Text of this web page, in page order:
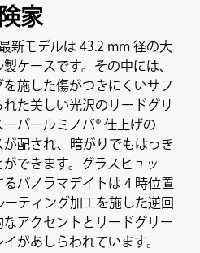
家
新モデルは 43.2 mm 径の大
ケースです。その中には、
施した傷がつきにくいサフ
た美しい光沢のリードグリ
パールミノバ® 仕上げの
配され、暗がりでもはっき
できます。グラスヒュッ
パノラマデイトは 4 時位置
ティング加工を施した逆回
アクセントとリードグリー
があしらわれています。